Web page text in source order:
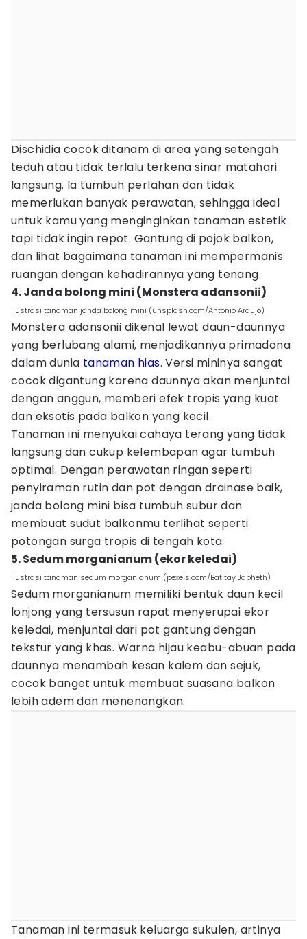
Dischidia cocok ditanam di area yang setengah
teduh atau tidak terlalu terkena sinar matahari
langsung. Ia tumbuh perlahan dan tidak
memerlukan banyak perawatan, sehingga ideal
untuk kamu yang menginginkan tanaman estetik
tapi tidak ingin repot. Gantung di pojok balkon,
dan lihat bagaimana tanaman ini mempermanis
ruangan dengan kehadirannya yang tenang.
4. Janda bolong mini (Monstera adansonii)
ilustrasi tanaman janda bolong mini (unsplash.com/Antonio Araujo)
Monstera adansonii dikenal lewat daun-daunnya
yang berlubang alami, menjadikannya primadona
dalam dunia tanaman hias. Versi mininya sangat
cocok digantung karena daunnya akan menjuntai
dengan anggun, memberi efek tropis yang kuat
dan eksotis pada balkon yang kecil.
Tanaman ini menyukai cahaya terang yang tidak
langsung dan cukup kelembapan agar tumbuh
optimal. Dengan perawatan ringan seperti
penyiraman rutin dan pot dengan drainase baik,
janda bolong mini bisa tumbuh subur dan
membuat sudut balkonmu terlihat seperti
potongan surga tropis di tengah kota.
5. Sedum morganianum (ekor keledai)
ilustrasi tanaman sedum morganianum (pexels.com/Batitay Japheth)
Sedum morganianum memiliki bentuk daun kecil
lonjong yang tersusun rapat menyerupai ekor
keledai, menjuntai dari pot gantung dengan
tekstur yang khas. Warna hijau keabu-abuan pada
daunnya menambah kesan kalem dan sejuk,
cocok banget untuk membuat suasana balkon
lebih adem dan menenangkan.
Tanaman ini termasuk keluarga sukulen, artinya